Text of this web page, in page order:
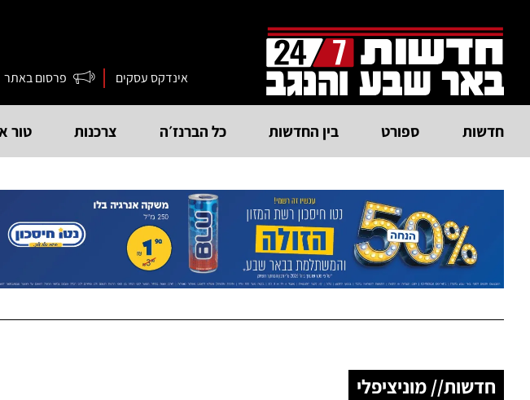
אינדקס עסקים פרסום באתר
חדשות ספורט בין החדשות כל הברנז׳ה צרכנות טור
חדשות// מוניציפלי